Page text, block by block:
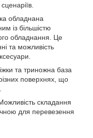
обладнана
із більшістю
обладнання. Це
та можливість
та триножна база
поверхнях, що
складання
для перевезення